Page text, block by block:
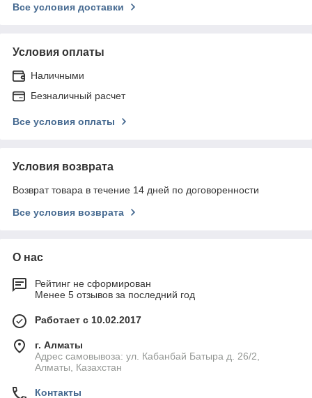
Все условия доставки
Условия оплаты
Наличными
Безналичный расчет
Все условия оплаты
Условия возврата
Возврат товара в течение 14 дней по договоренности
Все условия возврата
О нас
Рейтинг не сформирован
Менее 5 отзывов за последний год
Работает с 10.02.2017
г. Алматы
Адрес самовывоза: ул. Кабанбай Батыра д. 26/2,
Алматы, Казахстан
Контакты